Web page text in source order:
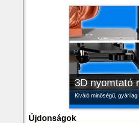
3D nyomtató
Kiváló minőségű,
Újdonságok